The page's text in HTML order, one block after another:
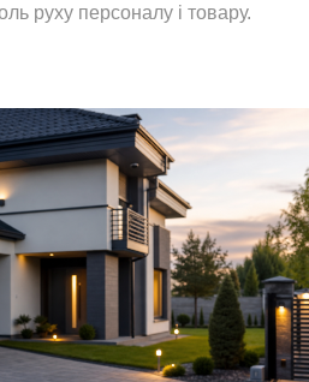
руху персоналу і товару.